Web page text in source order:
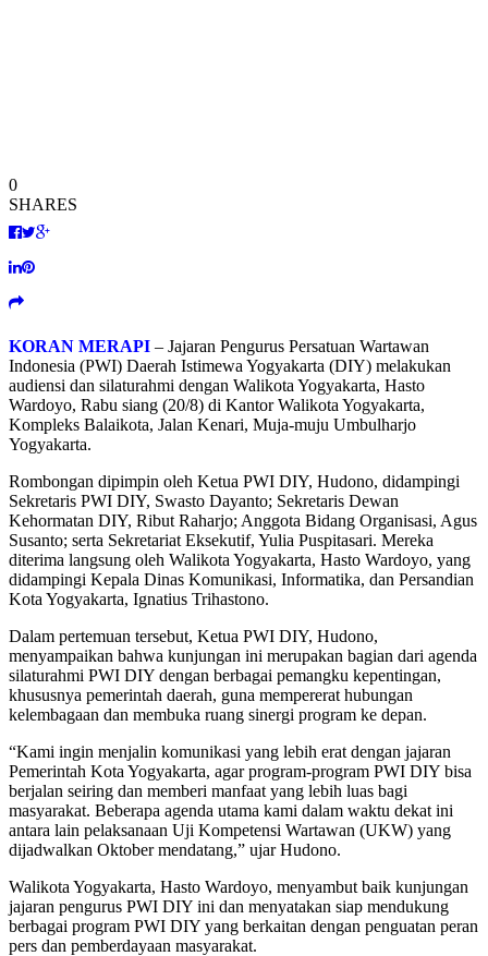
0
SHARES
KORAN MERAPI – Jajaran Pengurus Persatuan Wartawan
Indonesia (PWI) Daerah Istimewa Yogyakarta (DIY) melakukan
audiensi dan silaturahmi dengan Walikota Yogyakarta, Hasto
Wardoyo, Rabu siang (20/8) di Kantor Walikota Yogyakarta,
Kompleks Balaikota, Jalan Kenari, Muja-muju Umbulharjo
Yogyakarta.
Rombongan dipimpin oleh Ketua PWI DIY, Hudono, didampingi
Sekretaris PWI DIY, Swasto Dayanto; Sekretaris Dewan
Kehormatan DIY, Ribut Raharjo; Anggota Bidang Organisasi, Agus
Susanto; serta Sekretariat Eksekutif, Yulia Puspitasari. Mereka
diterima langsung oleh Walikota Yogyakarta, Hasto Wardoyo, yang
didampingi Kepala Dinas Komunikasi, Informatika, dan Persandian
Kota Yogyakarta, Ignatius Trihastono.
Dalam pertemuan tersebut, Ketua PWI DIY, Hudono,
menyampaikan bahwa kunjungan ini merupakan bagian dari agenda
silaturahmi PWI DIY dengan berbagai pemangku kepentingan,
khususnya pemerintah daerah, guna mempererat hubungan
kelembagaan dan membuka ruang sinergi program ke depan.
“Kami ingin menjalin komunikasi yang lebih erat dengan jajaran
Pemerintah Kota Yogyakarta, agar program-program PWI DIY bisa
berjalan seiring dan memberi manfaat yang lebih luas bagi
masyarakat. Beberapa agenda utama kami dalam waktu dekat ini
antara lain pelaksanaan Uji Kompetensi Wartawan (UKW) yang
dijadwalkan Oktober mendatang,” ujar Hudono.
Walikota Yogyakarta, Hasto Wardoyo, menyambut baik kunjungan
jajaran pengurus PWI DIY ini dan menyatakan siap mendukung
berbagai program PWI DIY yang berkaitan dengan penguatan peran
pers dan pemberdayaan masyarakat.